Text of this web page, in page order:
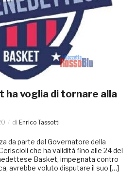
ha voglia di tornare alla
di Enrico Tassotti
da parte del Governatore della
che ha validità fino alle 24 del
Basket, impegnata contro
avrebbe voluto disputare il suo […]